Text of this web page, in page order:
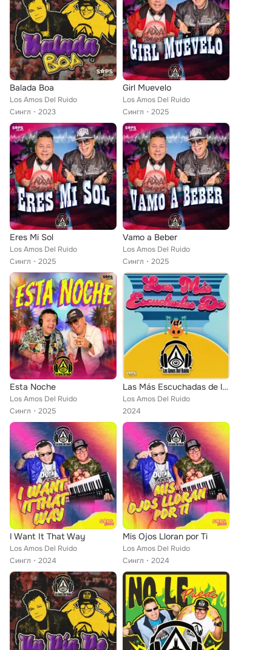
Balada Boa
Los Amos Del Ruido
Сингл
2023
Girl Muevelo
Los Amos Del Ruido
Сингл
2025
Eres Mi Sol
Los Amos Del Ruido
Сингл
2025
Vamo a Beber
Los Amos Del Ruido
Сингл
2025
Esta Noche
Los Amos Del Ruido
Сингл
2025
Las Más Escuchadas de los Amos del Ruido
Los Amos Del Ruido
2024
I Want It That Way
Los Amos Del Ruido
Сингл
2024
Mis Ojos Lloran por Ti
Los Amos Del Ruido
Сингл
2024